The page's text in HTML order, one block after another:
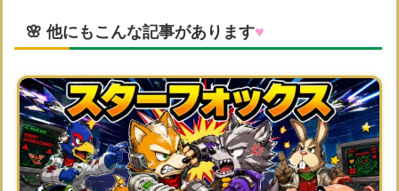
🌸 他にもこんな記事があります♥